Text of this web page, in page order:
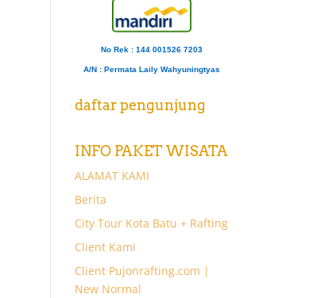
No Rek : 144 001526 7203
A/N : Permata Laily Wahyuningtyas
daftar pengunjung
INFO PAKET WISATA
ALAMAT KAMI
Berita
City Tour Kota Batu + Rafting
Client Kami
Client Pujonrafting.com |
New Normal